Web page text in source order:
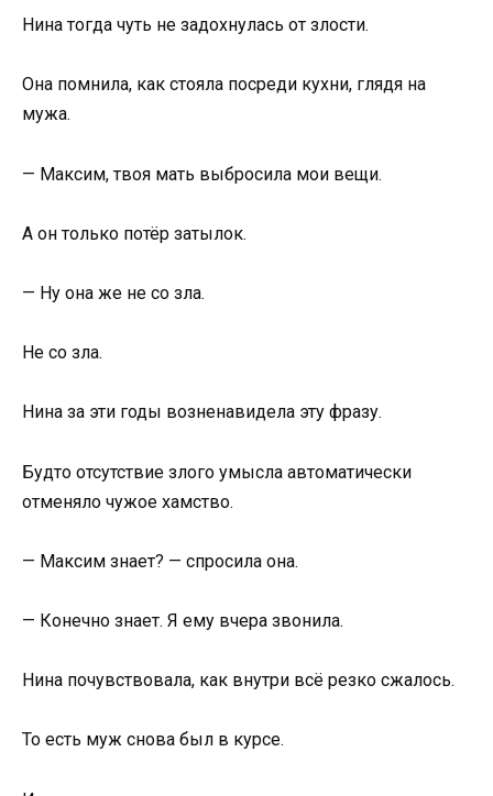
Нина тогда чуть не задохнулась от злости.
Она помнила, как стояла посреди кухни, глядя на
мужа.
— Максим, твоя мать выбросила мои вещи.
А он только потёр затылок.
— Ну она же не со зла.
Не со зла.
Нина за эти годы возненавидела эту фразу.
Будто отсутствие злого умысла автоматически
отменяло чужое хамство.
— Максим знает? — спросила она.
— Конечно знает. Я ему вчера звонила.
Нина почувствовала, как внутри всё резко сжалось.
То есть муж снова был в курсе.